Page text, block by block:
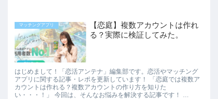
マッチングアプリ
【恋庭】複数アカウントは作れ
る？実際に検証してみた。
はじめまして！「恋活アンテナ」編集部です。恋活やマッチング
アプリに関する記事・レポを更新しています！ 「恋庭では複数ア
カウントは作れる？複数アカウントの作り方を知りた
い・・・！」 今回は、そんなお悩みを解決する記事です！ ...